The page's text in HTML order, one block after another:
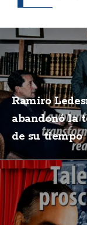
Ramiro
abandonó la
de su tiempo